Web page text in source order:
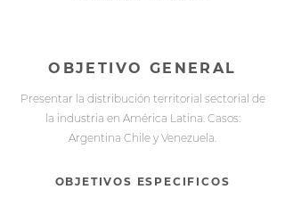
OBJETIVO GENERAL
Presentar la distribución territorial sectorial de
la industria en América Latina. Casos:
Argentina Chile y Venezuela.
OBJETIVOS ESPECIFICOS